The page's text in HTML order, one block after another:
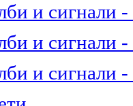
и сигнали -
и сигнали -
и сигнали -